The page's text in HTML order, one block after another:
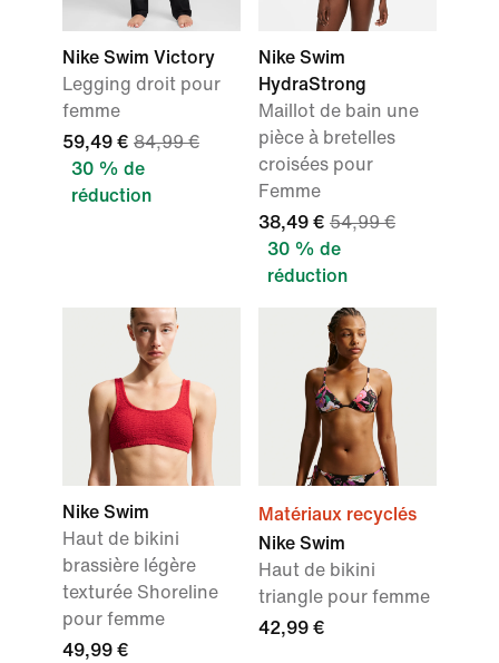
Nike Swim Victory
Legging droit pour
femme
59,49 € 84,99 €
30 % de
réduction
Nike Swim
HydraStrong
Maillot de bain une
pièce à bretelles
croisées pour
Femme
38,49 € 54,99 €
30 % de
réduction
Nike Swim
Haut de bikini
brassière légère
texturée Shoreline
pour femme
49,99 €
Matériaux recyclés
Nike Swim
Haut de bikini
triangle pour femme
42,99 €